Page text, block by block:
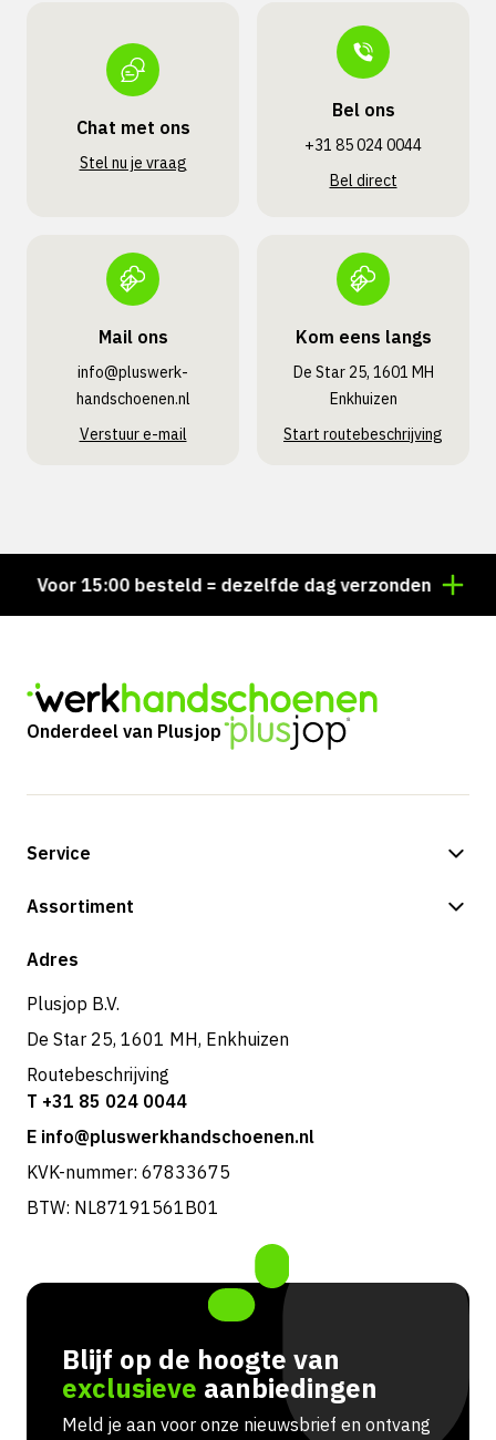
Chat met ons
Stel nu je vraag
Bel ons
+31 85 024 0044
Bel direct
Mail ons
info@pluswerk­
handschoenen.nl
Verstuur e-mail
Kom eens langs
De Star 25, 1601 MH
Enkhuizen
Start routebeschrijving
Voor 15:00 besteld = dezelfde dag verzonden
Onderdeel van Plusjop
Service
Betalingsmogelijkheden
Retouren & service
Assortiment
Shop
Adres
Plusjop B.V.
De Star 25, 1601 MH, Enkhuizen
Routebeschrijving
T +31 85 024 0044
E info@pluswerkhandschoenen.nl
KVK-nummer: 67833675
BTW: NL87191561B01
Blijf op de hoogte van
exclusieve aanbiedingen
Meld je aan voor onze nieuwsbrief en ontvang